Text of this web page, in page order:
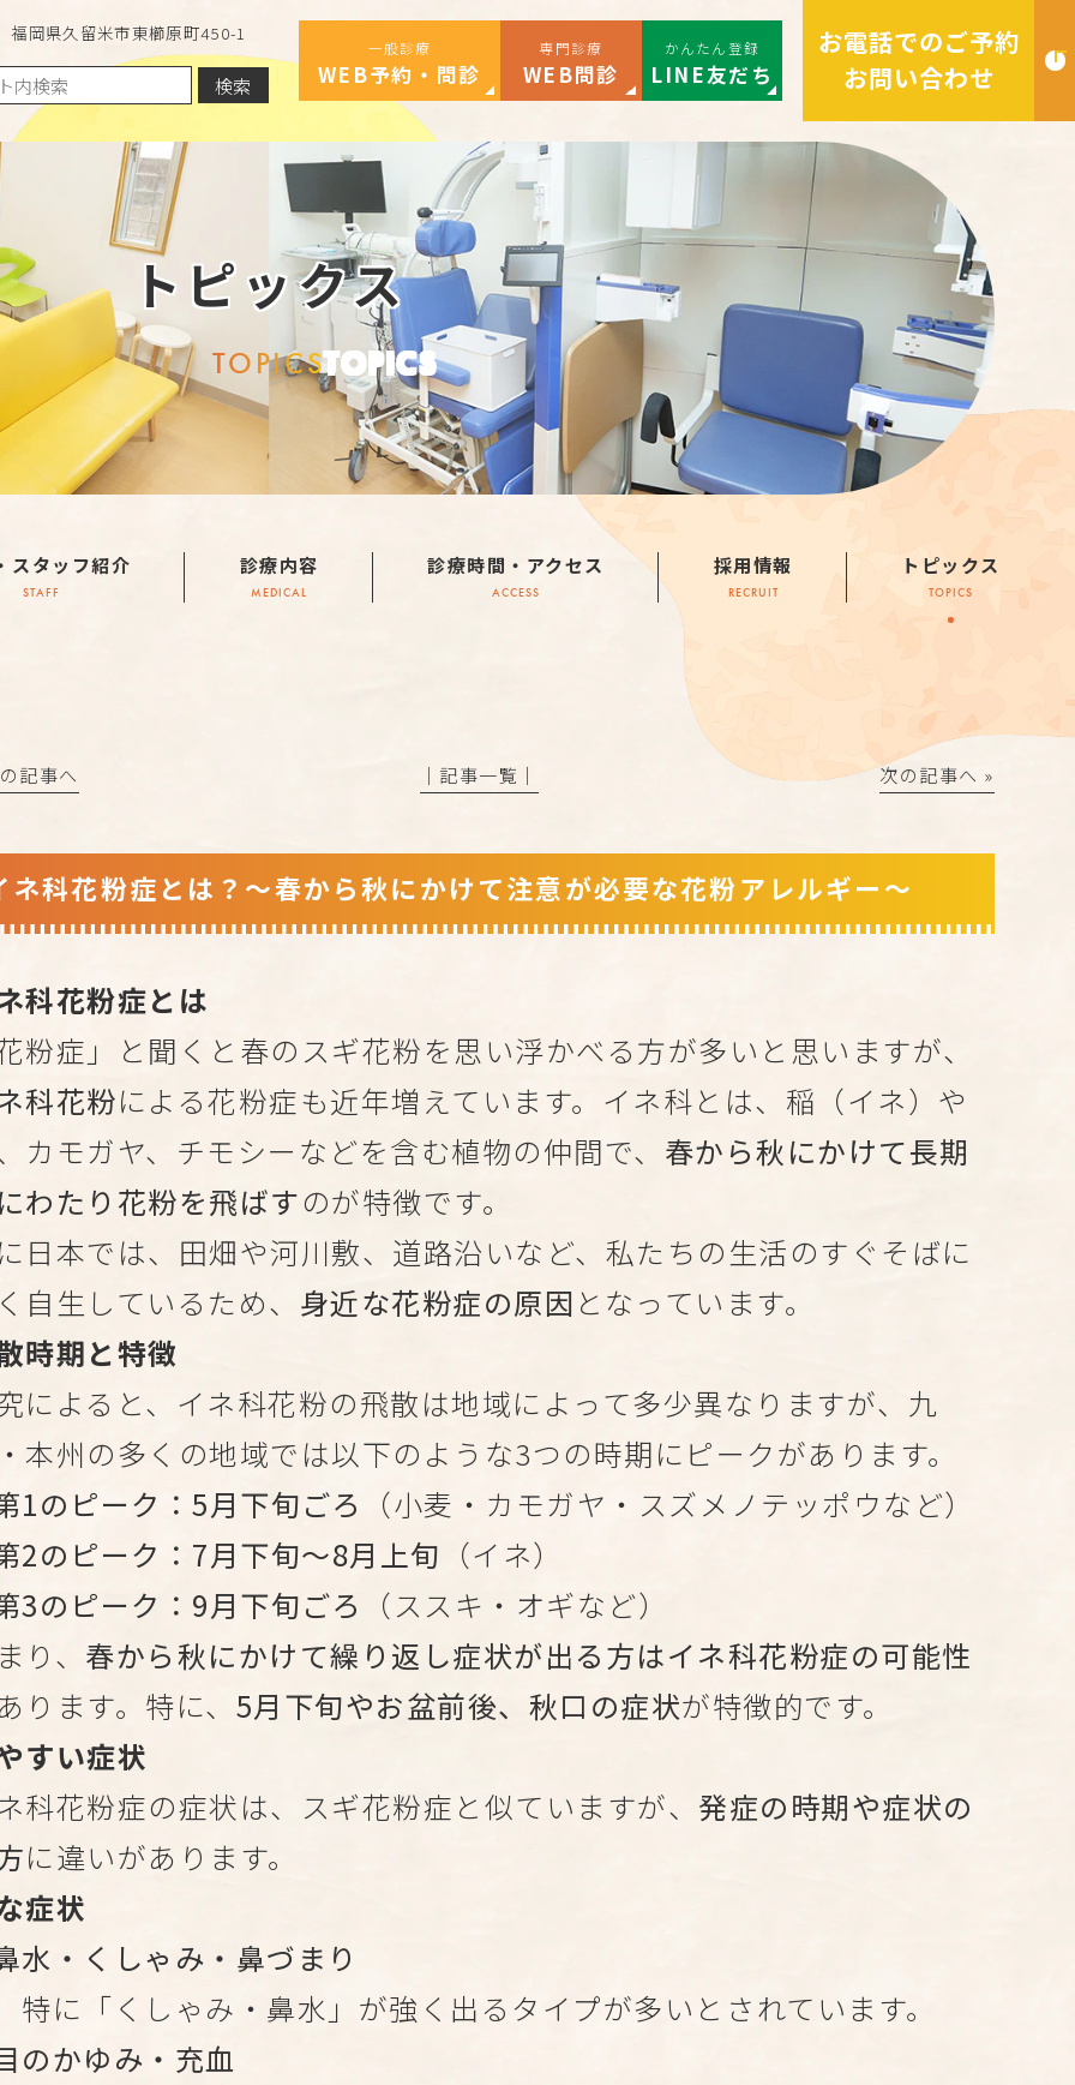
福岡県久留米市東櫛原町450-1
検索
一般診療
WEB予約・問診
専門診療
WEB問診
かんたん登録
LINE友だち
お電話でのご予約
お問い合わせ
トピックス
TOPICSTOPICS
スタッフ紹介
STAFF
診療内容
MEDICAL
診療時間・アクセス
ACCESS
採用情報
RECRUIT
トピックス
TOPICS
記事へ │記事一覧│ 次の記事へ »
ネ科花粉症とは？～春から秋にかけて注意が必要な花粉アレルギー～
科花粉症とは
粉症」と聞くと春のスギ花粉を思い浮かべる方が多いと思いますが、
科花粉による花粉症も近年増えています。イネ科とは、稲（イネ）や
カモガヤ、チモシーなどを含む植物の仲間で、 春から秋にかけて長期
わたり花粉を飛ばすのが特徴です。
日本では、田畑や河川敷、道路沿いなど、私たちの生活のすぐそばに
自生しているため、 身近な花粉症の原因 となっています。
時期と特徴
によると、イネ科花粉の飛散は地域によって多少異なりますが、九
本州の多くの地域では以下のような3つの時期にピークがあります。
1のピーク：5月下旬ごろ
（小麦・カモガヤ・スズメノテッポウなど）
2のピーク：7月下旬〜8月上旬 （イネ）
3のピーク：9月下旬ごろ
（ススキ・オギなど）
り、 春から秋にかけて繰り返し症状が出る方はイネ科花粉症の可能性
ります。特に、 5月下旬やお盆前後、秋口の症状が特徴的です。
すい症状
科花粉症の症状は、スギ花粉症と似ていますが、 発症の時期や症状の
に違いがあります。
症状
水・くしゃみ・鼻づまり
に「くしゃみ・鼻水」が強く出るタイプが多いとされています。
のかゆみ・充血